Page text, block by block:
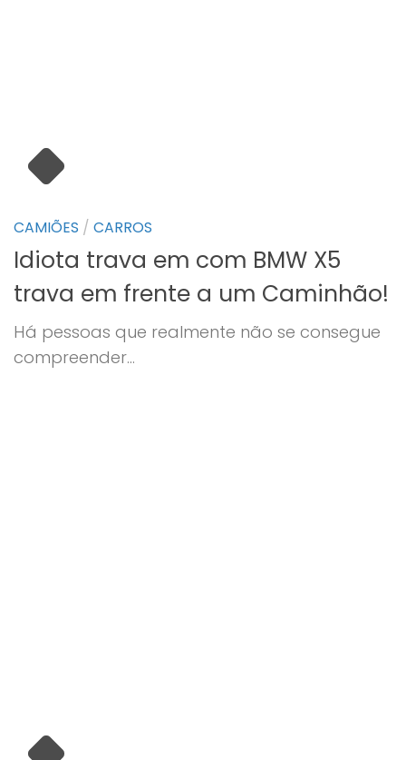
CAMIÕES / CARROS
Idiota trava em com BMW X5
trava em frente a um Caminhão!
Há pessoas que realmente não se consegue
compreender…